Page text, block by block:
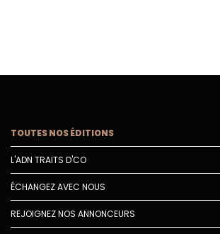
TOUTES NOS ÉDITIONS
L'ADN TRAITS D'CO
ÉCHANGEZ AVEC NOUS
REJOIGNEZ NOS ANNONCEURS